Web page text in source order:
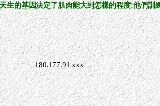
的基因決定了肌肉能大到怎樣的程度!他們訓
180.177.91.xxx